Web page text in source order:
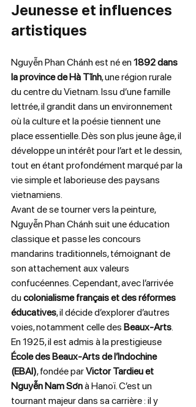
Jeunesse et influences
artistiques
Nguyễn Phan Chánh est né en 1892 dans
la province de Hà Tĩnh, une région rurale
du centre du Vietnam. Issu d’une famille
lettrée, il grandit dans un environnement
où la culture et la poésie tiennent une
place essentielle. Dès son plus jeune âge, il
développe un intérêt pour l’art et le dessin,
tout en étant profondément marqué par la
vie simple et laborieuse des paysans
vietnamiens.
Avant de se tourner vers la peinture,
Nguyễn Phan Chánh suit une éducation
classique et passe les concours
mandarins traditionnels, témoignant de
son attachement aux valeurs
confucéennes. Cependant, avec l’arrivée
du colonialisme français et des réformes
éducatives, il décide d’explorer d’autres
voies, notamment celle des Beaux-Arts
En 1925, il est admis à la prestigieuse
École des Beaux-Arts de l’Indochine
(EBAI), fondée par Victor Tardieu et
Nguyễn Nam Sơn à Hanoï. C’est un
tournant majeur dans sa carrière : il y